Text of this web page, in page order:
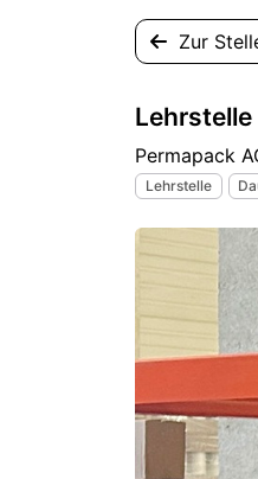
Zur
Permapack
Lehrstelle